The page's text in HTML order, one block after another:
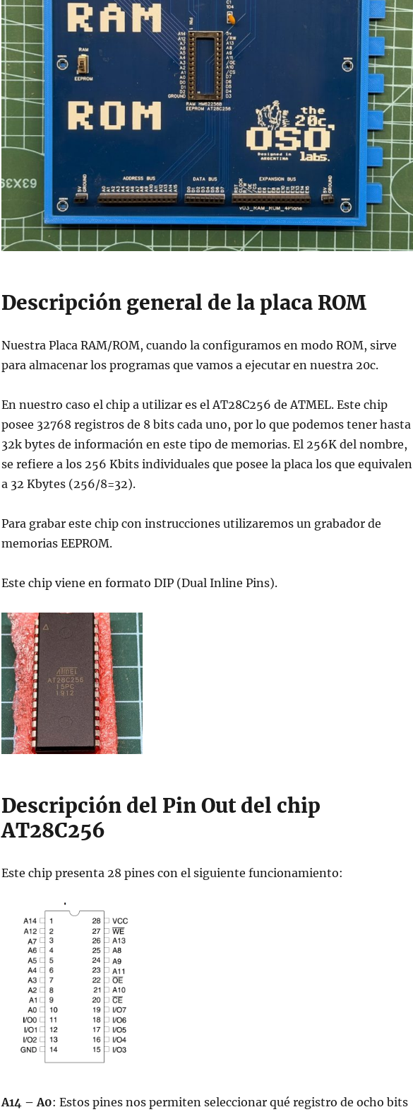
Descripción general de la placa ROM
Nuestra Placa RAM/ROM, cuando la configuramos en modo ROM, sirve
para almacenar los programas que vamos a ejecutar en nuestra 20c.
En nuestro caso el chip a utilizar es el AT28C256 de ATMEL. Este chip
posee 32768 registros de 8 bits cada uno, por lo que podemos tener hasta
32k bytes de información en este tipo de memorias. El 256K del nombre,
se refiere a los 256 Kbits individuales que posee la placa los que equivalen
a 32 Kbytes (256/8=32).
Para grabar este chip con instrucciones utilizaremos un grabador de
memorias EEPROM.
Este chip viene en formato DIP (Dual Inline Pins).
Descripción del Pin Out del chip
AT28C256
Este chip presenta 28 pines con el siguiente funcionamiento:
A14 – A0: Estos pines nos permiten seleccionar qué registro de ocho bits